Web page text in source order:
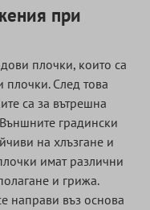
при
плочки, които са
плочки. След това
са за вътрешна
градински
на хлъзгане и
имат различни
и грижа.
направи въз основа